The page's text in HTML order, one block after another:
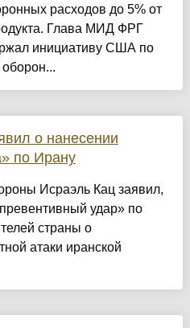
расходов до 5% от
Глава МИД ФРГ
инициативу США по
о нанесении
по Ирану
Исраэль Кац заявил,
удар» по
страны о
атаки иранской